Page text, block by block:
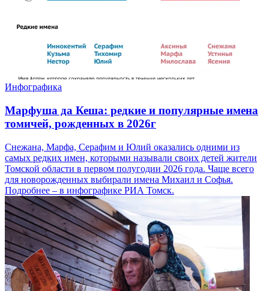
Инфографика
Марфуша да Кеша: редкие и популярные имена
томичей, рожденных в 2026г
Снежана, Марфа, Серафим и Юлий оказались одними из
самых редких имен, которыми называли своих детей жители
Томской области в первом полугодии 2026 года. Чаще всего
для новорожденных выбирали имена Михаил и Софья.
Подробнее – в инфографике РИА Томск.